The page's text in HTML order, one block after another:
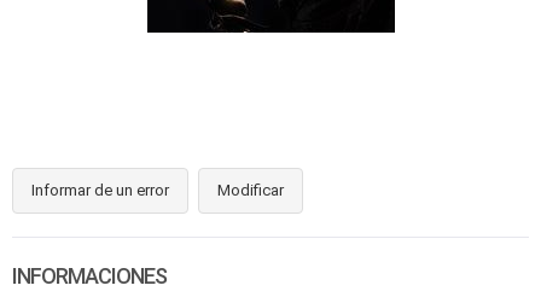
Informar de un error Modificar
INFORMACIONES